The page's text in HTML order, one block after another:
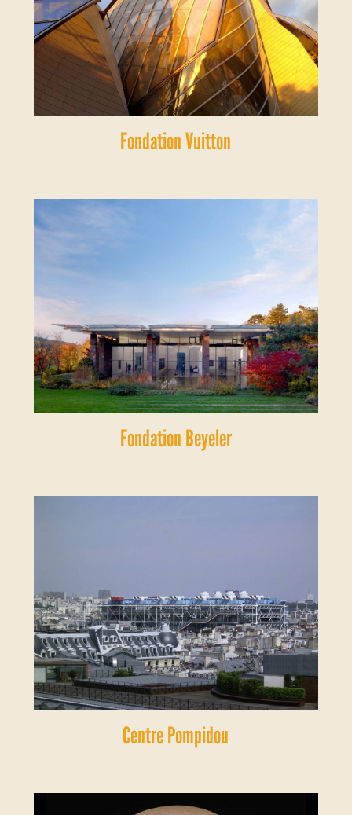
Fondation Vuitton
Fondation Beyeler
Centre Pompidou